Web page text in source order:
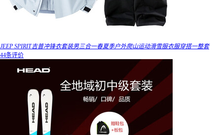
JEEP SPIRIT吉普冲锋衣套装男三合一春夏季户外爬山运动滑雪服衣服穿搭一整套
44条评价